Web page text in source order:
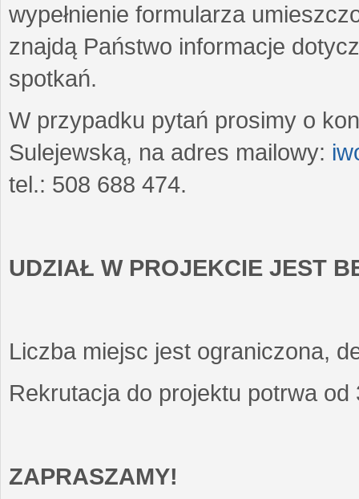
wypełnienie formularza
znajdą Państwo informacje
spotkań.
W przypadku pytań prosimy o
Sulejewską, na adres mailowy:
tel.: 508 688 474.
UDZIAŁ W PROJEKCIE JEST
Liczba miejsc jest ograniczona,
Rekrutacja do projektu potrwa
ZAPRASZAMY!